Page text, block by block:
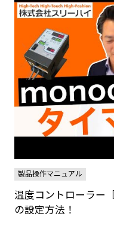
製品操作マニュアル
温度コントローラー
の設定方法！